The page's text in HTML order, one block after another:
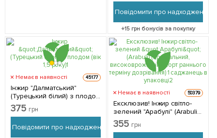
Повідомити про надходження
+15 грн бонусів за покупку
Немає в наявності 45177
Інжир "Далматський"
(Турецький білий) з плодом
(вік 1,5 року) 1 саджанець в
упаковці
375 грн
Повідомити про надходження
Немає в наявності 50379
Ексклюзив! Інжир світло-
зелений "Арабулі" (Arabuli)
(преміальний,
високоврожайний сорт
355 грн